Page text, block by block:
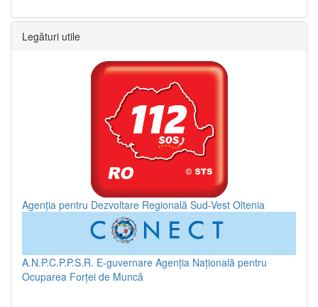
Legături utile
Agenția pentru Dezvoltare Regională Sud-Vest Oltenia
A.N.P.C.P.P.S.R. E-guvernare Agenția Națională pentru
Ocuparea Forței de Muncă